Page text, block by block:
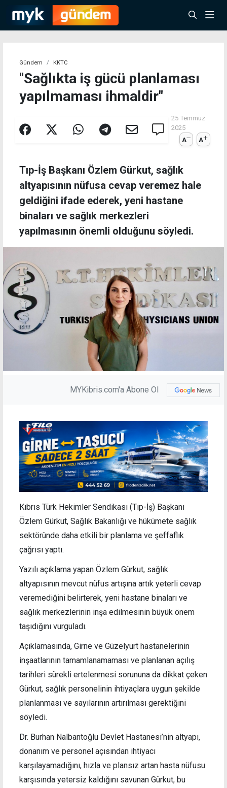
Gündem KKTC
"Sağlıkta iş gücü planlaması
yapılmaması ihmaldir"
25 Temmuz
2025
A
A
Tıp-İş Başkanı Özlem Gürkut, sağlık
altyapısının nüfusa cevap veremez hale
geldiğini ifade ederek, yeni hastane
binaları ve sağlık merkezleri
yapılmasının önemli olduğunu söyledi.
MYKibris.com'a Abone Ol
Kıbrıs Türk Hekimler Sendikası (Tıp-İş) Başkanı
Özlem Gürkut, Sağlık Bakanlığı ve hükümete sağlık
sektöründe daha etkili bir planlama ve şeffaflık
çağrısı yaptı.
Yazılı açıklama yapan Özlem Gürkut, sağlık
altyapısının mevcut nüfus artışına artık yeterli cevap
veremediğini belirterek, yeni hastane binaları ve
sağlık merkezlerinin inşa edilmesinin büyük önem
taşıdığını vurguladı.
Açıklamasında, Girne ve Güzelyurt hastanelerinin
inşaatlarının tamamlanamaması ve planlanan açılış
tarihleri sürekli ertelenmesi sorununa da dikkat çeken
Gürkut, sağlık personelinin ihtiyaçlara uygun şekilde
planlanması ve sayılarının artırılması gerektiğini
söyledi.
Dr. Burhan Nalbantoğlu Devlet Hastanesi’nin altyapı,
donanım ve personel açısından ihtiyacı
karşılayamadığını, hızla ve plansız artan hasta nüfusu
karşısında yetersiz kaldığını savunan Gürkut, bu